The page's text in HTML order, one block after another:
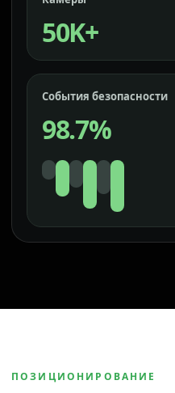
50K+
События безопасности
98.7%
ПОЗИЦИОНИРОВАНИЕ